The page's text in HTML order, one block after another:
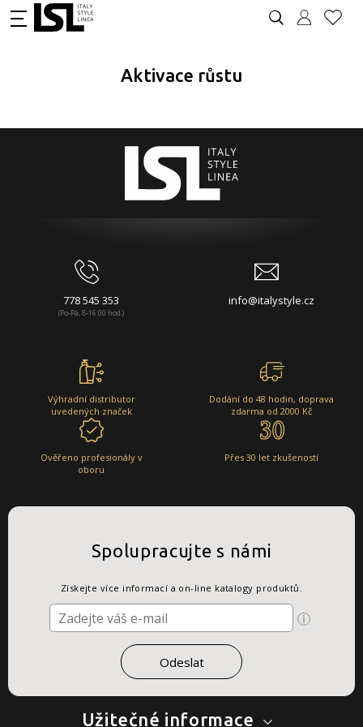
Aktivace růstu
778 545 353
(Po-Pá, 8-16:00 hod.)
info@italystyle.cz
Výhradní distributor
uvedených značek
Dodání do 48 hodin, doprava
zdarma od 2000 Kč
Ověřeno profesionály v
oboru
Přes 30 let zkušeností
Užitečné informace
Spolupracujte s námi
Získejte více informací a on-line katalogy produktů.